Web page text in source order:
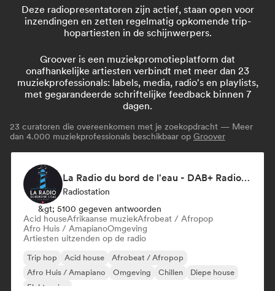
Deze radiopresentatoren zijn actief, staan open voor
inzendingen en zetten regelmatig opkomende trip-
hopartiesten in de schijnwerpers.
Groover is een muziekpromotieplatform dat
onafhankelijke artiesten verbindt met meer dan 23
muziekprofessionals: labels, media, radio's en playlists,
met gegarandeerde schriftelijke feedback binnen 7
dagen.
23 curatoren die overeenkomen met je zoekopdracht — Meer
dan 4.000 muziekprofessionals beschikbaar op Groover
La Radio du bord de l'eau - DAB+ Radio Station (Switzerland)
Radiostation
&gt; 5100 gegeven antwoorden
Acid houseAfrikaanse muziekAfrobeat / Afropop
Afro Huis / AmapianoOmgeving
Artiesten uitzenden op de radio
Trip hop Acid house
Afrobeat / Afropop
Afro Huis / Amapiano
Omgeving Chillen
Diepe house
Elektronica